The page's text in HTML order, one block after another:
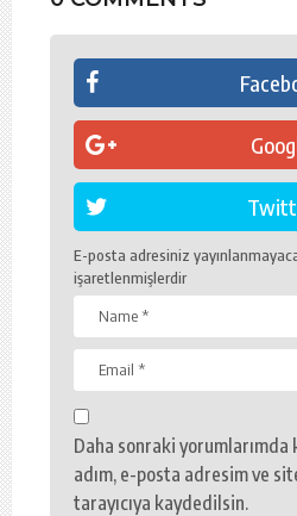
E-posta adresiniz
işaretlenmişlerdir
Daha sonraki yorumlarımda
adım, e-posta adresim ve
tarayıcıya kaydedilsin.